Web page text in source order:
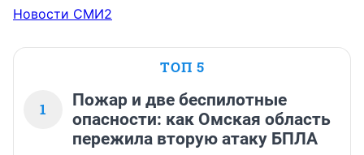
Новости СМИ2
ТОП 5
1
Пожар и две беспилотные
опасности: как Омская область
пережила вторую атаку БПЛА